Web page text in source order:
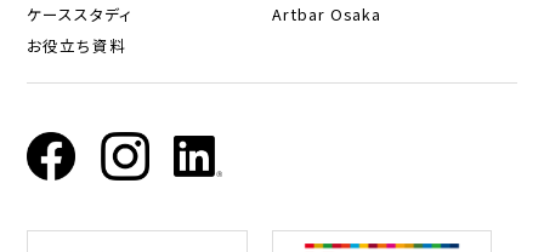
ケーススタディ
お役立ち資料
Artbar Osaka